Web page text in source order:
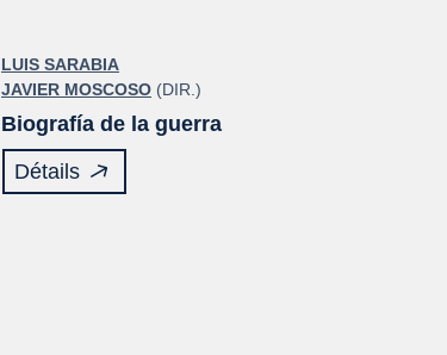
LUIS SARABIA
JAVIER MOSCOSO (DIR.)
Biografía de la guerra
Détails